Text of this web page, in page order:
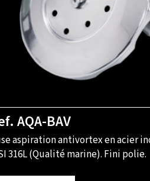
AQA-BAV
aspiration antivortex en acier
316L (Qualité marine). Fini polie.